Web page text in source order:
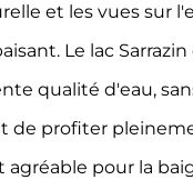
et les vues sur
Le lac Sarrazin
qualité d'eau,
de profiter
pour la